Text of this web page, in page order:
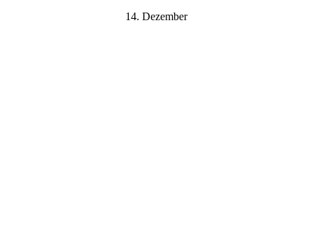
14. Dezember